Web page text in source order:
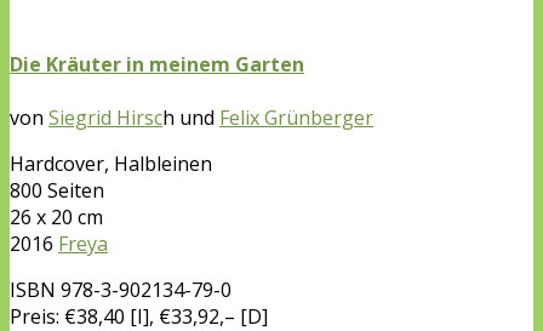
Die Kräuter in meinem Garten
von Siegrid Hirsch und Felix Grünberger
Hardcover, Halbleinen
800 Seiten
26 x 20 cm
2016 Freya
ISBN 978-3-902134-79-0
Preis: €38,40 [I], €33,92,– [D]